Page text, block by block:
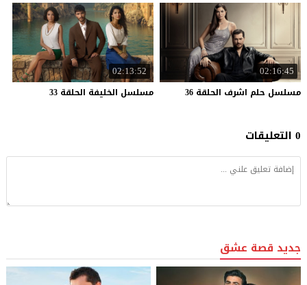
02:16:45
مسلسل حلم اشرف الحلقة 36
02:13:52
مسلسل الخليفة الحلقة 33
0 التعليقات
جديد قصة عشق